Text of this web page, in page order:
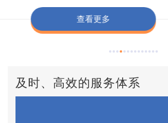
查看更多
查看更多
查看更多
及时、高效的服务体系